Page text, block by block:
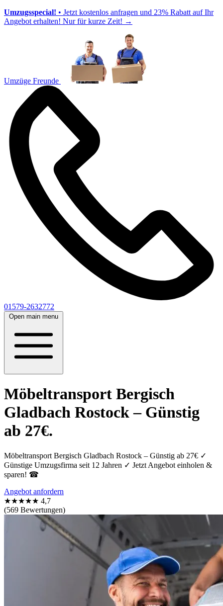
Umzugsspecial! • Jetzt kostenlos anfragen und 23% Rabatt auf Ihr
Angebot erhalten! Nur für kurze Zeit! →
Umzüge Freunde
01579-2632772
Open main menu
Möbeltransport Bergisch
Gladbach Rostock – Günstig
ab 27€.
Möbeltransport Bergisch Gladbach Rostock – Günstig ab 27€ ✓
Günstige Umzugsfirma seit 12 Jahren ✓ Jetzt Angebot einholen &
sparen! ☎
Angebot anfordern
★★★★★ 4,7
(569 Bewertungen)